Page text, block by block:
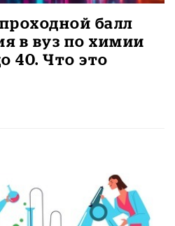
балл
в вуз по химии
40. Что это